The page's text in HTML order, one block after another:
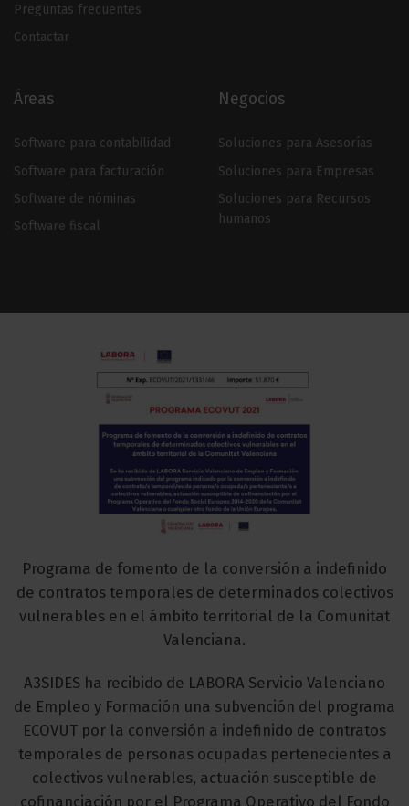
Preguntas frecuentes
Contactar
Áreas
Software para contabilidad
Software para facturación
Software de nóminas
Software fiscal
Negocios
Soluciones para Asesorías
Soluciones para Empresas
Soluciones para Recursos
humanos
Programa de fomento de la conversión a indefinido
de contratos temporales de determinados colectivos
vulnerables en el ámbito territorial de la Comunitat
Valenciana.
A3SIDES ha recibido de LABORA Servicio Valenciano
de Empleo y Formación una subvención del programa
ECOVUT por la conversión a indefinido de contratos
temporales de personas ocupadas pertenecientes a
colectivos vulnerables, actuación susceptible de
cofinanciación por el Programa Operativo del Fondo